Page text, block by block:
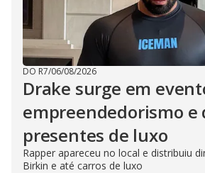
DO R7/06/08/2026
Drake surge em
empreendedorismo
presentes de luxo
Rapper apareceu no local e distribuiu
Birkin e até carros de luxo